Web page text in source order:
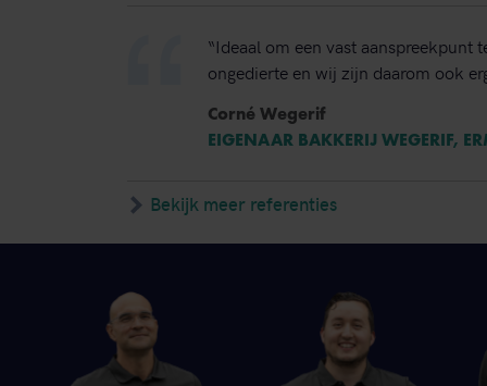
“Ideaal om een vast aanspreekpunt
ongedierte en wij zijn daarom ook
Corné Wegerif
EIGENAAR BAKKERIJ WEGERIF,
Bekijk meer referenties